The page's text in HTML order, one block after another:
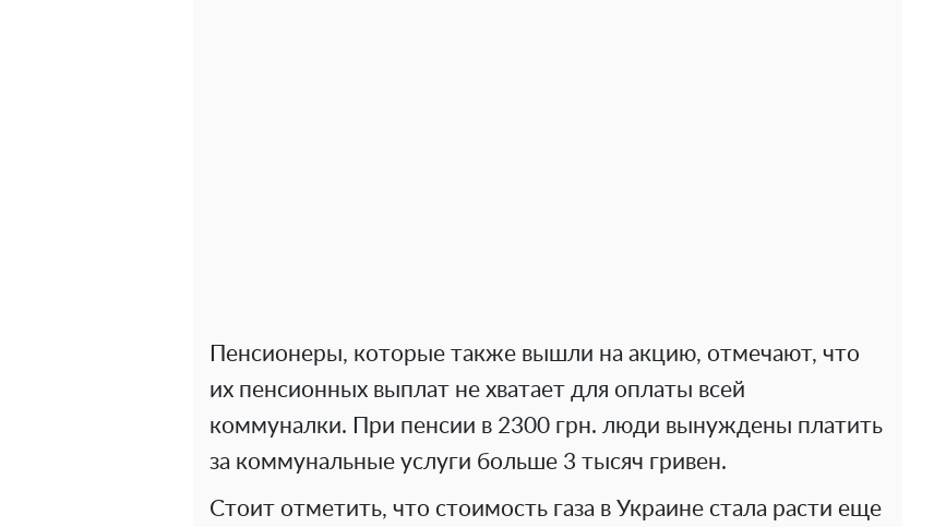
Пенсионеры, которые также вышли на акцию, отмечают, что
их пенсионных выплат не хватает для оплаты всей
коммуналки. При пенсии в 2300 грн. люди вынуждены платить
за коммунальные услуги больше 3 тысяч гривен.
Стоит отметить, что стоимость газа в Украине стала расти еще